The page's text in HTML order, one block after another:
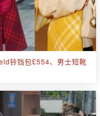
铃铛包£554、男士短靴